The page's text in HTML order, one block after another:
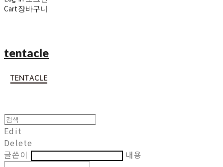
Cart장바구니
tentacle
Edit
Delete
글쓴이
내용